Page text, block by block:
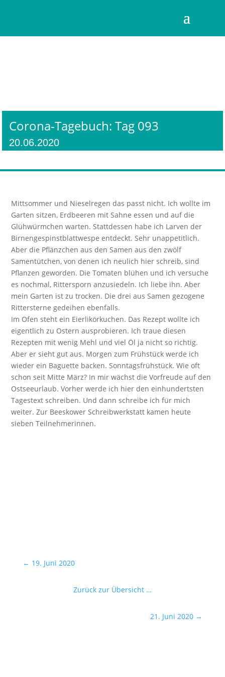
Corona-Tagebuch: Tag 093
20.06.2020
Mittsommer und Nieselregen das passt nicht. Ich wollte im
Garten sitzen, Erdbeeren mit Sahne essen und auf die
Glühwürmchen warten. Stattdessen habe ich Larven der
Birnengespinstblattwespe entdeckt. Sehr unappetitlich.
Aber die Pflänzchen aus den Samen aus den zwölf
Samentütchen, von denen ich neulich hier schreib, sind
Pflanzen geworden. Die Tomaten blühen und ich versuche
es nochmal, Rittersporn anzusiedeln. Ich liebe ihn. Aber
mein Garten ist zu trocken. Die drei aus Samen gezogene
Rittersterne gedeihen ebenfalls.
Im Ofen steht ein Eierlikörkuchen. Das Rezept wollte ich
eigentlich zu Ostern ausprobieren. Ich traue diesen
Rezepten mit wenig Mehl und viel Öl ja nicht so richtig.
Aber er sieht gut aus. Morgen zum Frühstück werde ich
wieder ein Baguette backen. Sonntagsfrühstück. Wie oft
schon seit Mitte März? In mir wächst die Vorfreude auf den
Ostseeurlaub. Vorher werde ich hier den einhundertsten
Tagestext schreiben. Und dann schreibe ich für mich
weiter. Zur Beeskower Schreibwerkstatt kamen heute
sieben Teilnehmerinnen.
← 19. Juni 2020
Zurück zur Übersicht …
21. Juni 2020 →